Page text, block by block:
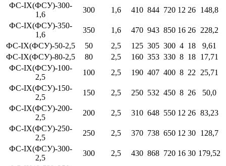
ФС-IX(ФСУ)-300-
1,6
300 1,6 410 844 720 12 26 148,8
ФС-IX(ФСУ)-350-
1,6
350 1,6 470 943 850 16 26 228,2
ФС-IX(ФСУ)-50-2,5
50 2,5 125 305 300 4 18
9,61
ФС-IX(ФСУ)-80-2,5
80 2,5 160 353 330 8 18 17,71
ФС-IX(ФСУ)-100-
2,5
100 2,5 190 407 400 8 22
25,71
ФС-IX(ФСУ)-150-
2,5
150 2,5 250 532 450 8 26
50,0
ФС-IX(ФСУ)-200-
2,5
200 2,5 310 648 550 12 26 83,23
ФС-IX(ФСУ)-250-
2,5
250 2,5 370 738 650 12 30 128,7
ФС-IX(ФСУ)-300-
2,5
300 2,5 430 868 720 16 30 179,52